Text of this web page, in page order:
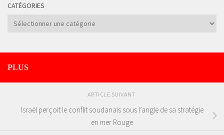
CATÉGORIES
Catégories
PLUS
ARTICLE SUIVANT
Israël perçoit le conflit soudanais sous l’angle de sa stratégie
en mer Rouge